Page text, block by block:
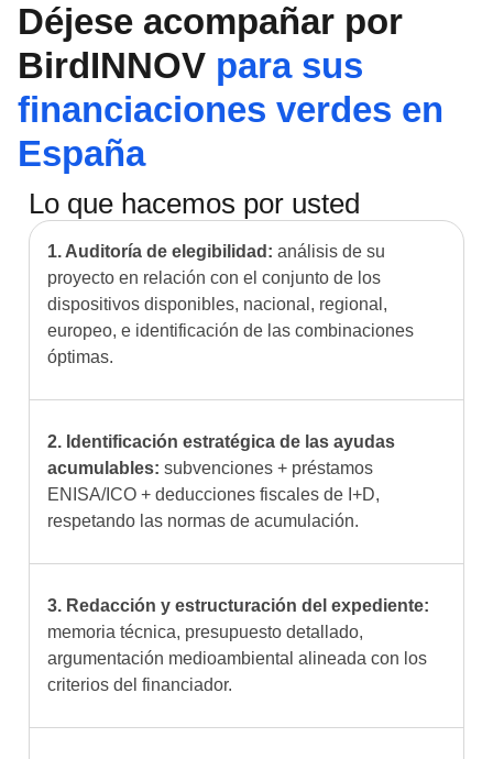
Déjese acompañar por
BirdINNOV para sus
financiaciones verdes en
España
Lo que hacemos por usted
1. Auditoría de elegibilidad: análisis de su
proyecto en relación con el conjunto de los
dispositivos disponibles, nacional, regional,
europeo, e identificación de las combinaciones
óptimas.
2. Identificación estratégica de las ayudas
acumulables: subvenciones + préstamos
ENISA/ICO + deducciones fiscales de I+D,
respetando las normas de acumulación.
3. Redacción y estructuración del expediente:
memoria técnica, presupuesto detallado,
argumentación medioambiental alineada con los
criterios del financiador.